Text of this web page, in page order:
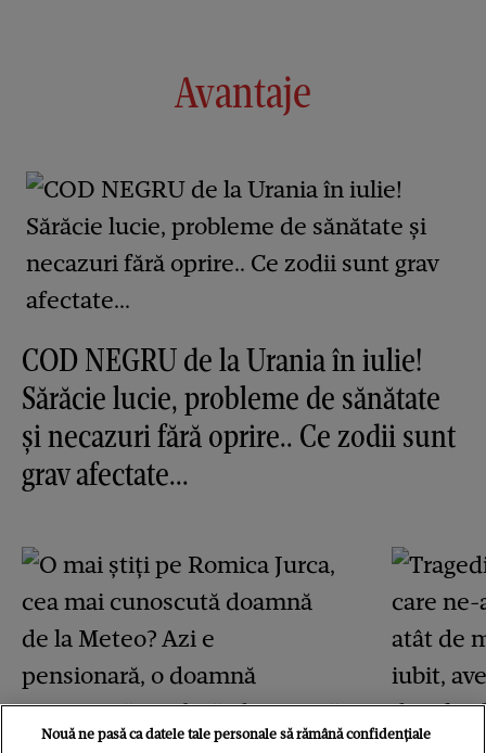
Avantaje
COD NEGRU de la Urania în iulie!
Sărăcie lucie, probleme de sănătate
și necazuri fără oprire.. Ce zodii sunt
grav afectate...
Nouă ne pasă ca datele tale personale să rămână confidențiale